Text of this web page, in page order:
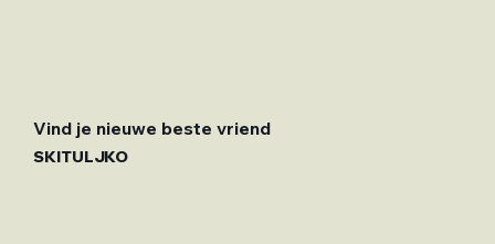
Vind je nieuwe beste vriend
SKITULJKO